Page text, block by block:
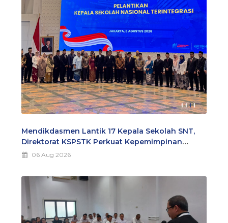
Mendikdasmen Lantik 17 Kepala Sekolah SNT,
Direktorat KSPSTK Perkuat Kepemimpinan
Sekolah Nasional Terpadu
06 Aug 2026